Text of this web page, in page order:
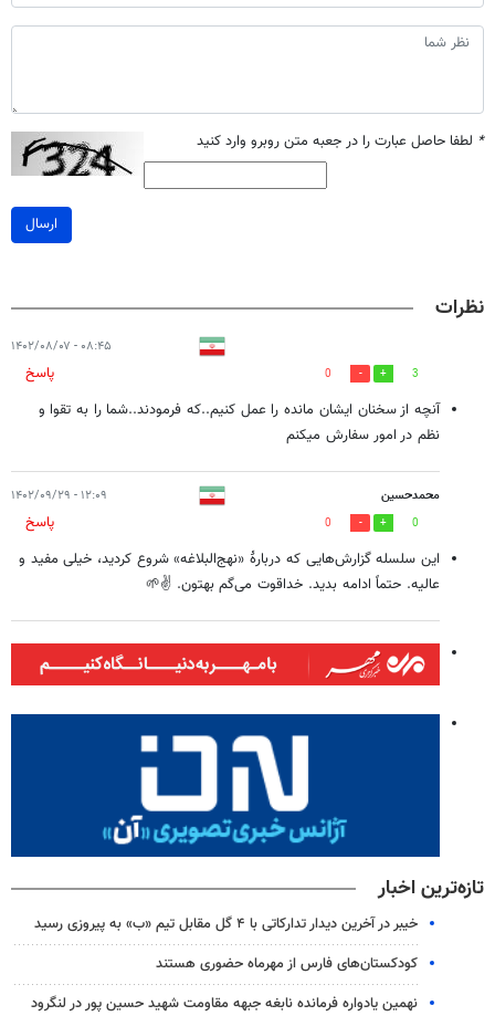
* لطفا حاصل عبارت را در جعبه متن روبرو وارد کنید
ارسال
نظرات
۰۸:۴۵ - ۱۴۰۲/۰۸/۰۷
3
0
پاسخ
آنچه از سخنان ایشان مانده را عمل کنیم..که فرمودند..شما را به تقوا و
نظم در امور سفارش میکنم
محمدحسین ۱۲:۰۹ - ۱۴۰۲/۰۹/۲۹
0
0
پاسخ
این سلسله گزارش‌هایی که دربارهٔ «نهج‌البلاغه» شروع کردید، خیلی مفید و
عالیه. حتماً ادامه بدید. خداقوت می‌گم بهتون. ✌🌱
تازه‌ترین اخبار
خیبر در آخرین دیدار تدارکاتی با ۴ گل مقابل تیم «ب» به پیروزی رسید
کودکستان‌های فارس از مهرماه حضوری هستند
نهمین یادواره فرمانده نابغه جبهه مقاومت شهید حسین پور در لنگرود